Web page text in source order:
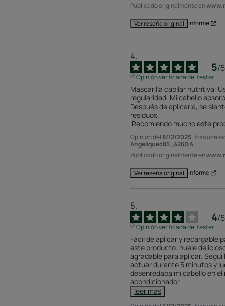
Publicado originalmente en
Ver reseña original Informe
5/5
Opinión verificada del tester
Mascarilla capilar nutritiva:
regularidad. Mi cabello
Después de aplicarla, se
residuos.
Recomiendo mucho este
Opinión del 8/12/2025, tras una
Angeliquec85_4260 A.
Publicado originalmente en
Ver reseña original Informe
4/5
Opinión verificada del tester
Fácil de aplicar y recargable
este producto; huele
agradable para aplicar.
actuar durante 5 minutos y
desenredaba mi cabello en
acondicionador...
leer más